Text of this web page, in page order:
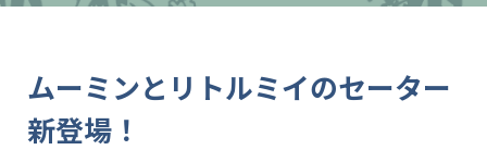
ムーミンとリトルミイのセーター
新登場！